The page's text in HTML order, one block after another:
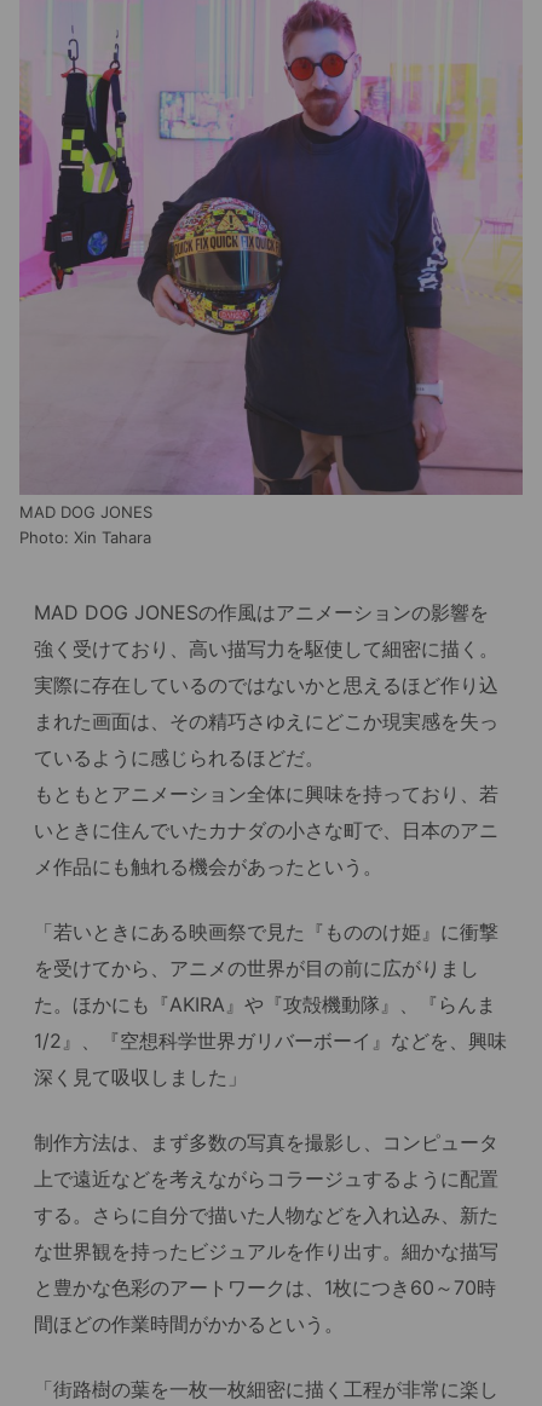
MAD DOG JONES
Photo: Xin Tahara
MAD DOG JONESの作風はアニメーションの影響を
強く受けており、高い描写力を駆使して細密に描く。
実際に存在しているのではないかと思えるほど作り込
まれた画面は、その精巧さゆえにどこか現実感を失っ
ているように感じられるほどだ。
もともとアニメーション全体に興味を持っており、若
いときに住んでいたカナダの小さな町で、日本のアニ
メ作品にも触れる機会があったという。
「若いときにある映画祭で見た『もののけ姫』に衝撃
を受けてから、アニメの世界が目の前に広がりまし
た。ほかにも『AKIRA』や『攻殻機動隊』、『らんま
1/2』、『空想科学世界ガリバーボーイ』などを、興味
深く見て吸収しました」
制作方法は、まず多数の写真を撮影し、コンピュータ
上で遠近などを考えながらコラージュするように配置
する。さらに自分で描いた人物などを入れ込み、新た
な世界観を持ったビジュアルを作り出す。細かな描写
と豊かな色彩のアートワークは、1枚につき60～70時
間ほどの作業時間がかかるという。
「街路樹の葉を一枚一枚細密に描く工程が非常に楽し